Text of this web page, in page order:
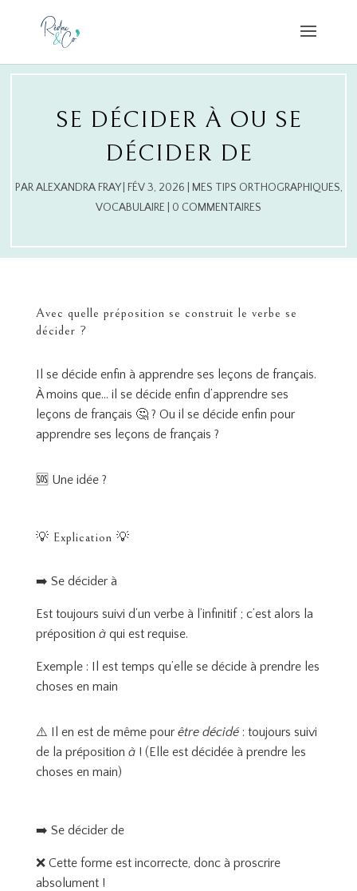
SE DÉCIDER À OU SE
DÉCIDER DE
PARALEXANDRA FRAY| FÉV 3, 2026 MES TIPS ORTHOGRAPHIQUES,
VOCABULAIRE
0 COMMENTAIRES
Avec quelle préposition se construit le verbe se
décider ?
Il se décide enfin à apprendre ses leçons de français.
À moins que… il se décide enfin d’apprendre ses
leçons de français 🤔 ? Ou il se décide enfin pour
apprendre ses leçons de français ?
🆘 Une idée ?
💡 Explication 💡
➡️ Se décider à
Est toujours suivi d’un verbe à l’infinitif ; c’est alors la
préposition àqui est requise.
Exemple : Il est temps qu’elle se décide à prendre les
choses en main
⚠️ Il en est de même pour être décidé: toujours suivi
de la préposition à! (Elle est décidée à prendre les
choses en main)
➡️ Se décider de
❌ Cette forme est incorrecte, donc à proscrire
absolument !